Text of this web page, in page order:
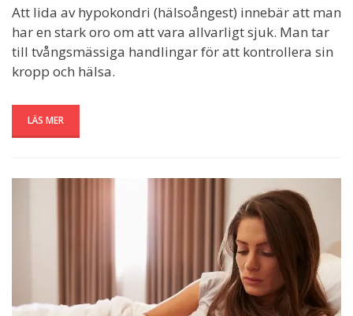
Att lida av hypokondri (hälsoångest) innebär att man
har en stark oro om att vara allvarligt sjuk. Man tar
till tvångsmässiga handlingar för att kontrollera sin
kropp och hälsa.
LÄS MER